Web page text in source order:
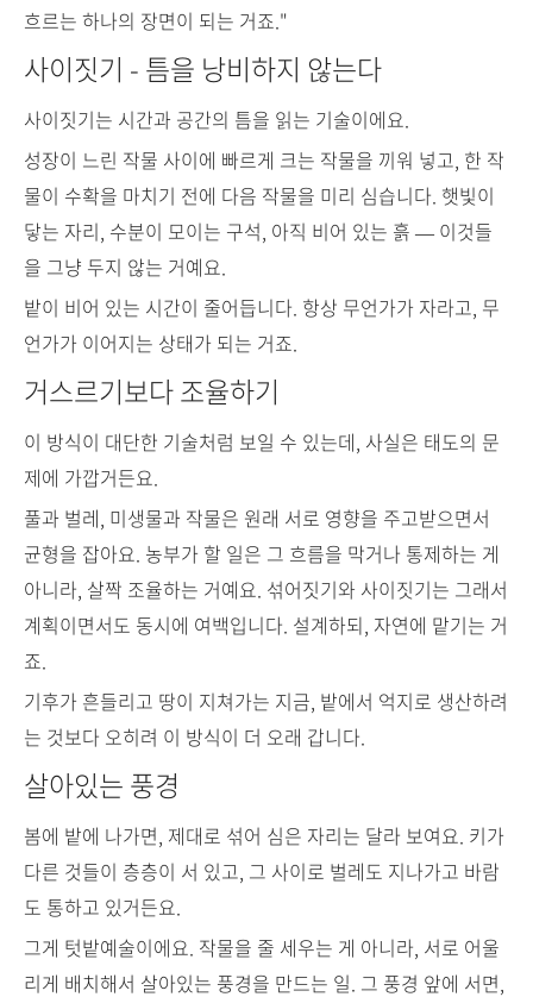
흐르는 하나의 장면이 되는 거죠."
사이짓기 - 틈을 낭비하지 않는다
사이짓기는 시간과 공간의 틈을 읽는 기술이에요.
성장이 느린 작물 사이에 빠르게 크는 작물을 끼워 넣고, 한 작
물이 수확을 마치기 전에 다음 작물을 미리 심습니다. 햇빛이
닿는 자리, 수분이 모이는 구석, 아직 비어 있는 흙 — 이것들
을 그냥 두지 않는 거예요.
밭이 비어 있는 시간이 줄어듭니다. 항상 무언가가 자라고, 무
언가가 이어지는 상태가 되는 거죠.
거스르기보다 조율하기
이 방식이 대단한 기술처럼 보일 수 있는데, 사실은 태도의 문
제에 가깝거든요.
풀과 벌레, 미생물과 작물은 원래 서로 영향을 주고받으면서
균형을 잡아요. 농부가 할 일은 그 흐름을 막거나 통제하는 게
아니라, 살짝 조율하는 거예요. 섞어짓기와 사이짓기는 그래서
계획이면서도 동시에 여백입니다. 설계하되, 자연에 맡기는 거
죠.
기후가 흔들리고 땅이 지쳐가는 지금, 밭에서 억지로 생산하려
는 것보다 오히려 이 방식이 더 오래 갑니다.
살아있는 풍경
봄에 밭에 나가면, 제대로 섞어 심은 자리는 달라 보여요. 키가
다른 것들이 층층이 서 있고, 그 사이로 벌레도 지나가고 바람
도 통하고 있거든요.
그게 텃밭예술이에요. 작물을 줄 세우는 게 아니라, 서로 어울
리게 배치해서 살아있는 풍경을 만드는 일. 그 풍경 앞에 서면,